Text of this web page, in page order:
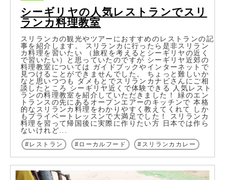
シーギリヤの人気レストランでスリ
ランカ料理教室
スリランカの観光やツアーにおすすめのレストランの記
事を紹介します。 スリランカに行ったら是非スリラン
カ料理を習いたい （旅程を考えるとシーギリヤの近く
で習いたい）と思っていたのですが シーギリヤ近郊の
料理教室については ガイドブックやインターネットで
見つけることができませんでした。 ちょっと難しいか
なと思いつつも ダメもとでスリランカナビさんにご相
談したところ シーギリヤ近くで体験できる 人気レスト
ランの料理教室を紹介していただきました！ 緑のエン
トランスの先にあるオープンエアーのキッチンで 本格
的なスリランカ料理をわかりやすく教えてくれて しか
もプライベートレッスンで大満足でした！ スリランカ
料理を習って帰国後に実際に作りたい方 日本では作ら
ないけれど...
レストラン ローカルフード スリランカカレー